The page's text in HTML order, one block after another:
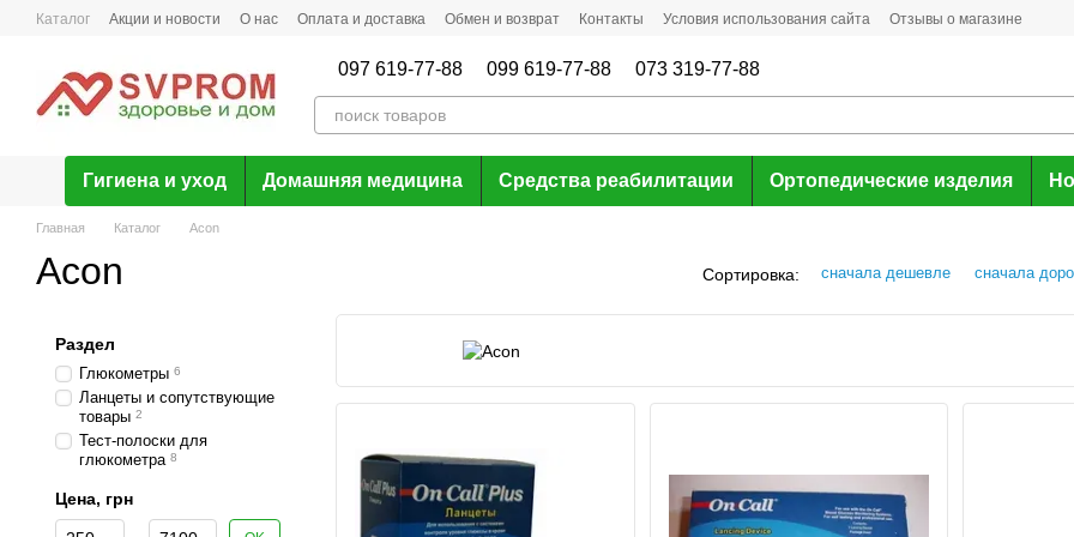
Перейти к основному контенту
Каталог Акции и новости О нас Оплата и доставка Обмен и возврат Контакты Условия использования сайта Отзывы о магазине
097 619-77-88 099 619-77-88 073 319-77-88
Гигиена и уход Домашняя медицина Средства реабилитации Ортопедические изделия
Главная Каталог Acon
Acon Сортировка: сначала дешевле сначала
Раздел
Глюкометры 6
Ланцеты и сопутствующие
товары 2
Тест-полоски для
глюкометра 8
Цена, грн
От Цена, грн
До Цена, грн